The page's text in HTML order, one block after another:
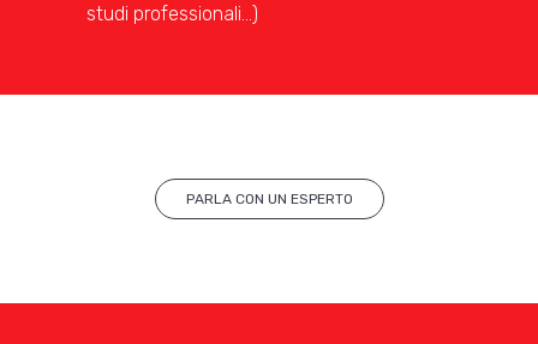
studi professionali…)
PARLA CON UN ESPERTO